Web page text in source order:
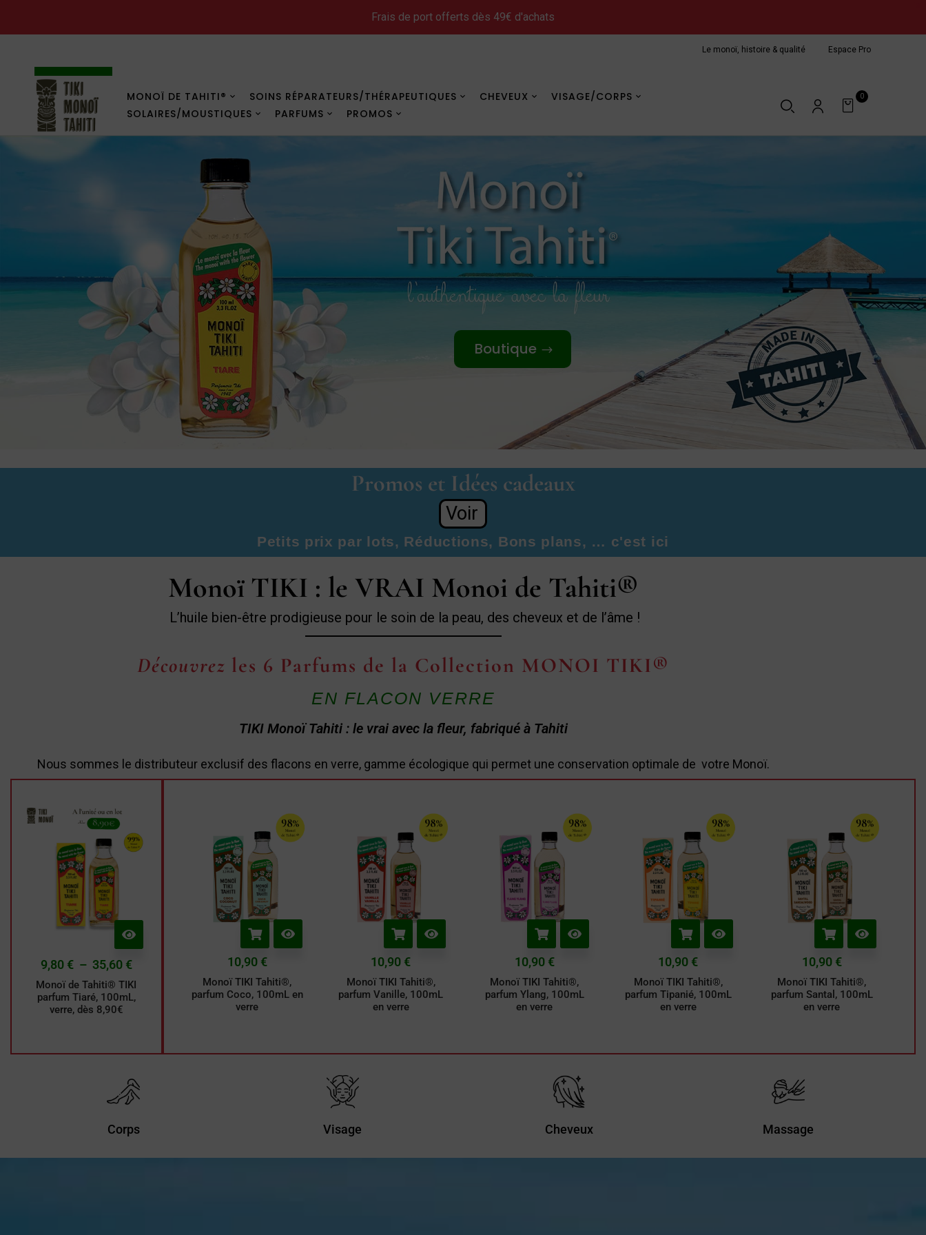
Frais de port offerts dès 49€ d'achats
PROMOS
Le monoï, histoire & qualité Espace Pro
Nous contacter
MONOÏ DE TAHITI® SOINS RÉPARATEURS/THÉRAPEUTIQUES CHEVEUX
VISAGE/CORPS
SOLAIRES/MOUSTIQUES
PARFUMS PROMOS
0
Boutique
Promos et Idées cadeaux
Voir
Petits prix par lots, Réductions, Bons plans, … c'est ici
Monoï TIKI : le VRAI Monoi de Tahiti®
L’huile bien-être prodigieuse pour le soin de la peau, des cheveux et de l’âme !
Découvrez les 6 Parfums de la Collection MONOI TIKI®
EN FLACON VERRE
TIKI Monoï Tahiti : le vrai avec la fleur, fabriqué à Tahiti
Nous sommes le distributeur exclusif des flacons en verre, gamme écologique qui permet une conservation optimale de votre Monoï.
9,80 € – 35,60 €
Monoï de Tahiti® TIKI
parfum Tiaré, 100mL,
verre, dès 8,90€
10,90 €
Monoï TIKI Tahiti®,
parfum Coco, 100mL en
verre
10,90 €
Monoï TIKI Tahiti®,
parfum Vanille, 100mL
en verre
10,90 €
Monoï TIKI Tahiti®,
parfum Ylang, 100mL
en verre
10,90 €
Monoï TIKI Tahiti®,
parfum Tipanié, 100mL
en verre
10,90 €
Monoï TIKI Tahiti®,
parfum Santal, 100mL
en verre
Corps Visage Cheveux Massage